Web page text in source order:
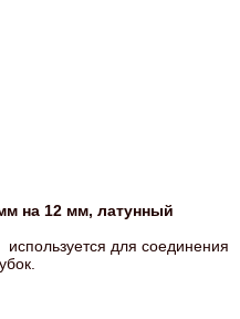
на 12 мм, латунный
для соединения